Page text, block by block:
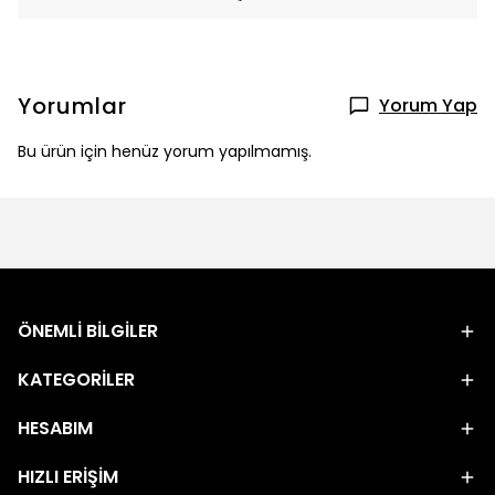
Yorumlar Yorum Yap
Bu ürün için henüz yorum yapılmamış.
ÖNEMLİ BİLGİLER
KATEGORİLER
HESABIM
HIZLI ERİŞİM